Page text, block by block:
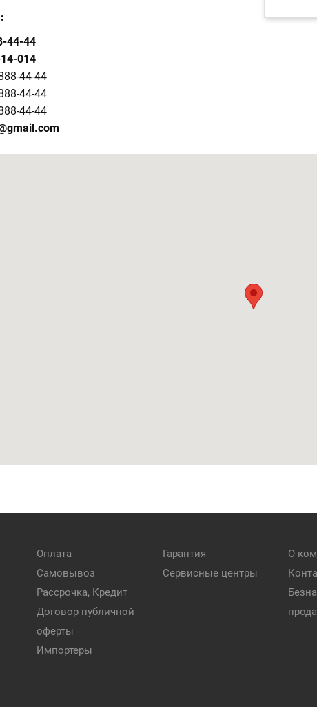
44-44
014
44-44
44-44
44-44
Оплата
Самовывоз
Рассрочка, Кредит
Договор публичной
оферты
Импортеры
Гарантия
Сервисные центры
О